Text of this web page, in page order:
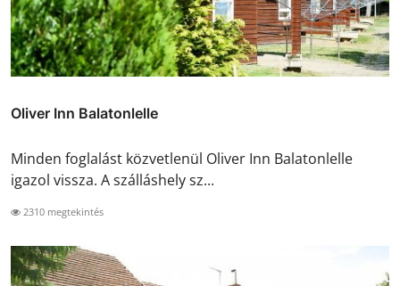
Oliver Inn Balatonlelle
Minden foglalást közvetlenül Oliver Inn Balatonlelle
igazol vissza. A szálláshely sz...
2310 megtekintés